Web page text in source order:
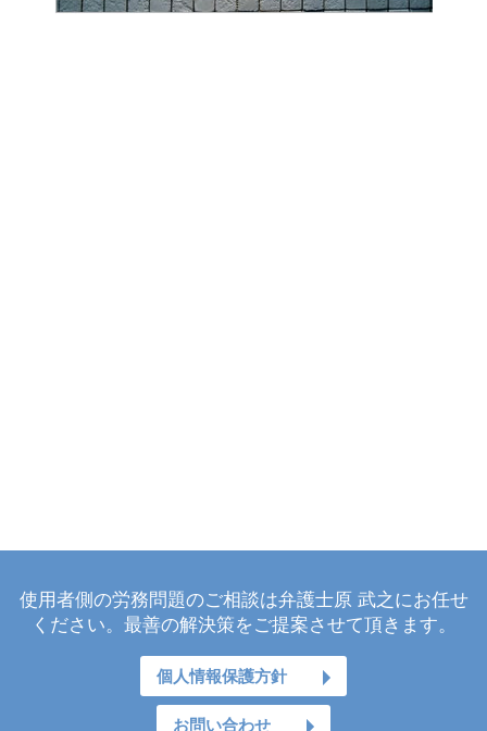
使用者側の労務問題のご相談は弁護士原 武之にお任せ
ください。最善の解決策をご提案させて頂きます。
個人情報保護方針
お問い合わせ